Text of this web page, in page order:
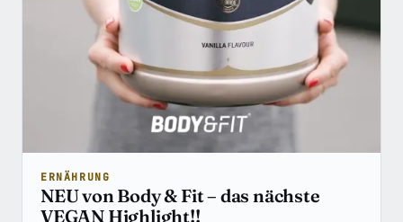
ERNÄHRUNG
NEU von Body & Fit – das nächste
VEGAN Highlight!!